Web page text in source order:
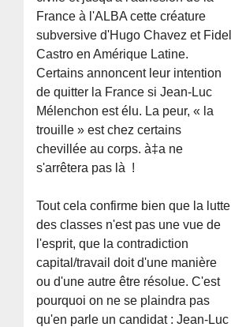
France à l'ALBA cette créature
subversive d'Hugo Chavez et Fidel
Castro en Amérique Latine.
Certains annoncent leur intention
de quitter la France si Jean-Luc
Mélenchon est élu. La peur, « la
trouille » est chez certains
chevillée au corps. à‡a ne
s'arrêtera pas là !
Tout cela confirme bien que la lutte
des classes n'est pas une vue de
l'esprit, que la contradiction
capital/travail doit d'une manière
ou d'une autre être résolue. C'est
pourquoi on ne se plaindra pas
qu'en parle un candidat : Jean-Luc